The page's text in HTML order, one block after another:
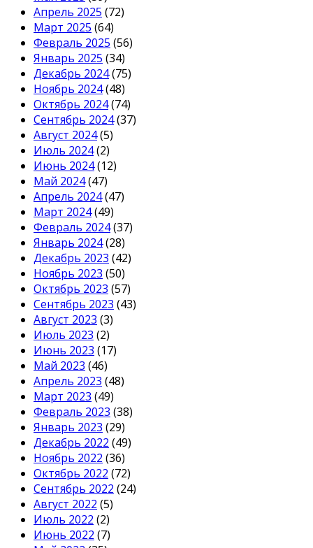
Апрель 2025 (72)
Март 2025 (64)
Февраль 2025 (56)
Январь 2025 (34)
Декабрь 2024(75)
Ноябрь 2024(48)
Октябрь 2024(74)
Сентябрь 2024(37)
Август 2024(5)
Июль 2024(2)
Июнь 2024(12)
Май 2024(47)
Апрель 2024(47)
Март 2024(49)
Февраль 2024(37)
Январь 2024(28)
Декабрь 2023 (42)
Ноябрь 2023 (50)
Октябрь 2023 (57)
Сентябрь 2023 (43)
Август 2023 (3)
Июль 2023 (2)
Июнь 2023 (17)
Май 2023 (46)
Апрель 2023 (48)
Март 2023 (49)
Февраль 2023 (38)
Январь 2023 (29)
Декабрь 2022 (49)
Ноябрь 2022 (36)
Октябрь 2022 (72)
Сентябрь 2022 (24)
Август 2022 (5)
Июль 2022 (2)
Июнь 2022 (7)